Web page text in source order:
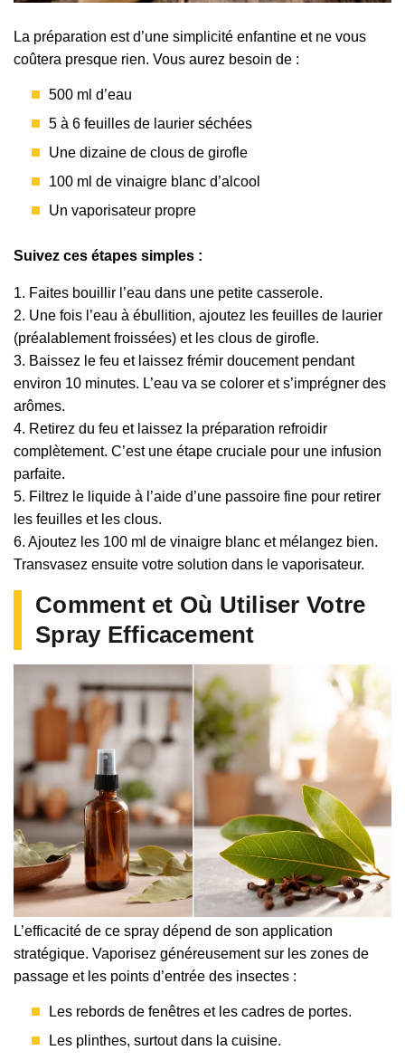
La préparation est d’une simplicité enfantine et ne vous
coûtera presque rien. Vous aurez besoin de :
500 ml d’eau
5 à 6 feuilles de laurier séchées
Une dizaine de clous de girofle
100 ml de vinaigre blanc d’alcool
Un vaporisateur propre
Suivez ces étapes simples :
1. Faites bouillir l’eau dans une petite casserole.
2. Une fois l’eau à ébullition, ajoutez les feuilles de laurier
(préalablement froissées) et les clous de girofle.
3. Baissez le feu et laissez frémir doucement pendant
environ 10 minutes. L’eau va se colorer et s’imprégner des
arômes.
4. Retirez du feu et laissez la préparation refroidir
complètement. C’est une étape cruciale pour une infusion
parfaite.
5. Filtrez le liquide à l’aide d’une passoire fine pour retirer
les feuilles et les clous.
6. Ajoutez les 100 ml de vinaigre blanc et mélangez bien.
Transvasez ensuite votre solution dans le vaporisateur.
Comment et Où Utiliser Votre
Spray Efficacement
L’efficacité de ce spray dépend de son application
stratégique. Vaporisez généreusement sur les zones de
passage et les points d’entrée des insectes :
Les rebords de fenêtres et les cadres de portes.
Les plinthes, surtout dans la cuisine.